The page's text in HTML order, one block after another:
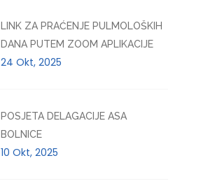
LINK ZA PRAĆENJE PULMOLOŠKIH
DANA PUTEM ZOOM APLIKACIJE
24 Okt, 2025
POSJETA DELAGACIJE ASA
BOLNICE
10 Okt, 2025